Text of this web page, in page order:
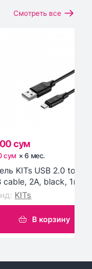
Смотреть все
сум
сум ×6 мес.
KITs USB 2.0 to
cable, 2A, black, 1m
W-002)
: KITs
В корзину